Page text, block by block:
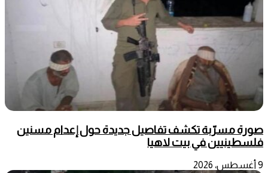
صورة مسرّبة تكشف تفاصيل جديدة حول إعدام مسنين
فلسطينيين في بيت لاهيا
9 أغسطس، 2026